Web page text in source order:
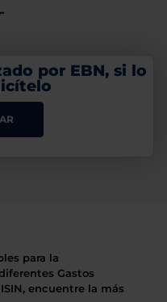
-
por EBN, si lo
para la
Gastos
encuentre la más